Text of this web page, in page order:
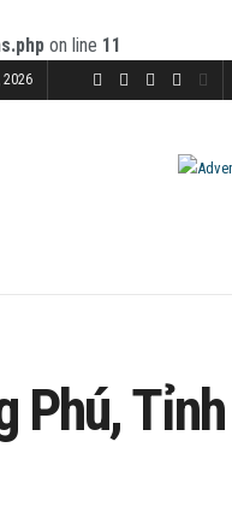
on line 11
2026
Phú, Tỉnh